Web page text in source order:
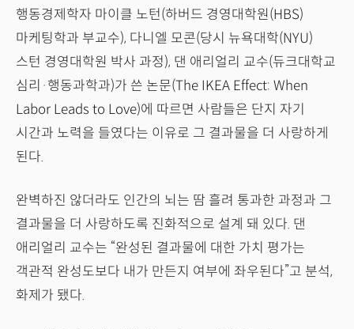
행동경제학자 마이클 노턴(하버드 경영대학원(HBS)
마케팅학과 부교수), 다니엘 모콘(당시 뉴욕대학(NYU)
스턴 경영대학원 박사 과정), 댄 애리얼리 교수(듀크대학교
심리·행동과학과)가 쓴 논문(The IKEA Effect: When
Labor Leads to Love)에 따르면 사람들은 단지 자기
시간과 노력을 들였다는 이유로 그 결과물을 더 사랑하게
된다.
완벽하진 않더라도 인간의 뇌는 땀 흘려 통과한 과정과 그
결과물을 더 사랑하도록 진화적으로 설계 돼 있다. 댄
애리얼리 교수는 “완성된 결과물에 대한 가치 평가는
객관적 완성도보다 내가 만든지 여부에 좌우된다”고 분석,
화제가 됐다.